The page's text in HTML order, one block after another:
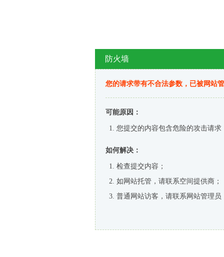
防火墙
您的请求带有不合法参数，已被网站
可能原因：
您提交的内容包含危险的攻击请求
如何解决：
检查提交内容；
如网站托管，请联系空间提供商；
普通网站访客，请联系网站管理员